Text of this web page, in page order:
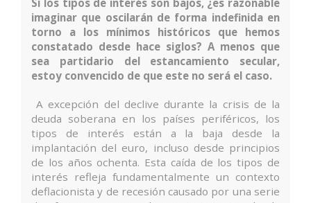
Si los tipos de interés son bajos, ¿es razonable
imaginar que oscilarán de forma indefinida en
torno a los mínimos históricos que hemos
constatado desde hace siglos? A menos que
sea partidario del estancamiento secular,
estoy convencido de que este no será el caso.
A excepción del declive durante la crisis de la
deuda soberana en los países periféricos, los
tipos de interés están a la baja desde la
implantación del euro, incluso desde principios
de los años ochenta. Esta caída de los tipos de
interés refleja fundamentalmente un contexto
deflacionista y de recesión causado por una serie